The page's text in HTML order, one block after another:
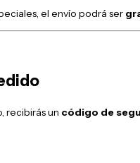
el envío podrá ser
recibirás un código de